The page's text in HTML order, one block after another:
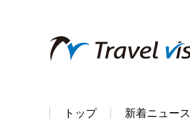
トップ 新着ニュース